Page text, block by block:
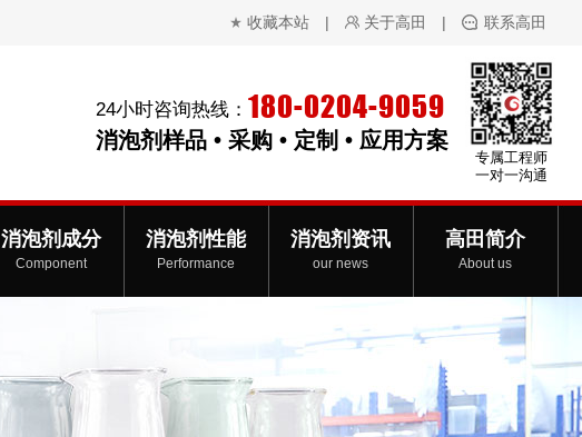
收藏本站 | 关于高田 | 联系高田
24小时咨询热线： 180-0204-9059
消泡剂样品 • 采购 • 定制 • 应用方案
专属工程师
一对一沟通
消泡剂成分
Component
消泡剂性能
Performance
消泡剂资讯
our news
高田简介
About us